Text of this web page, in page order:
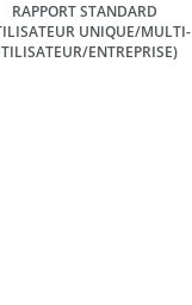
RAPPORT STANDARD
UNIQUE/MULTI-
ENTREPRISE)